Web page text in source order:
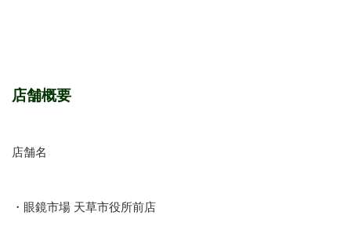
店舗概要
店舗名
・眼鏡市場 天草市役所前店